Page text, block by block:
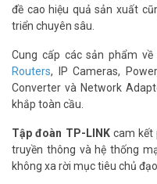
Archer C6 có hỗ
không?
Có, kích hoạt chế độ AP dễ
cập không dây mới nhanh
Cài đặt Archer C6
Không khó. App TP-Link
Hoàn tất cài đặt trong vài
Archer C6 V2/V5
đề cao hiệu quả sản xuất
triển chuyên sâu.
Cung cấp các sản phẩm về
Routers, IP Cameras,
Converter và Network
khắp toàn cầu.
Tập đoàn TP-LINKcam kết
truyền thông và hệ thống
không xa rời mục tiêu chủ